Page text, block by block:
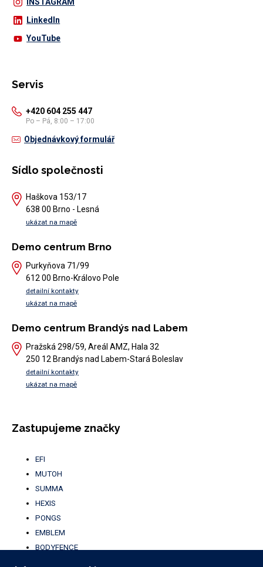
LinkedIn
YouTube
Servis
+420 604 255 447
Po – Pá, 8:00 – 17:00
Objednávkový formulář
Sídlo společnosti
Haškova 153/17
638 00 Brno - Lesná
ukázat na mapě
Demo centrum Brno
Purkyňova 71/99
612 00 Brno-Královo Pole
detailní kontakty
ukázat na mapě
Demo centrum Brandýs nad Labem
Pražská 298/59, Areál AMZ, Hala 32
250 12 Brandýs nad Labem-Stará Boleslav
detailní kontakty
ukázat na mapě
Zastupujeme značky
EFI
MUTOH
SUMMA
HEXIS
PONGS
EMBLEM
BODYFENCE